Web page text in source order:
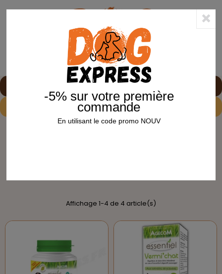
sur votre première commande avec le code
Affichage 1-4 de 4 article(s)
-5% sur votre première
commande
En utilisant le code promo NOUV